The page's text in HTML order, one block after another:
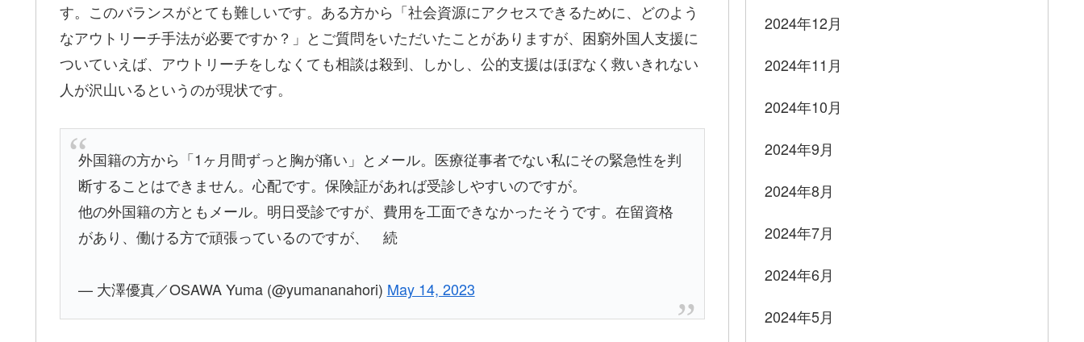
す。このバランスがとても難しいです。ある方から「社会資源にアクセスできるために、どのよう
なアウトリーチ手法が必要ですか？」とご質問をいただいたことがありますが、困窮外国人支援に
ついていえば、アウトリーチをしなくても相談は殺到、しかし、公的支援はほぼなく救いきれない
人が沢山いるというのが現状です。
外国籍の方から「1ヶ月間ずっと胸が痛い」とメール。医療従事者でない私にその緊急性を判
断することはできません。心配です。保険証があれば受診しやすいのですが。
他の外国籍の方ともメール。明日受診ですが、費用を工面できなかったそうです。在留資格
があり、働ける方で頑張っているのですが、 続
— 大澤優真／OSAWA Yuma (@yumananahori) May 14, 2023
2024年12月
2024年11月
2024年10月
2024年9月
2024年8月
2024年7月
2024年6月
2024年5月